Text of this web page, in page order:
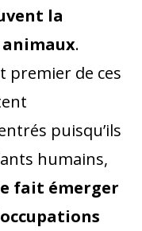
la
animaux.
premier de ces
puisqu’ils
humains,
fait émerger